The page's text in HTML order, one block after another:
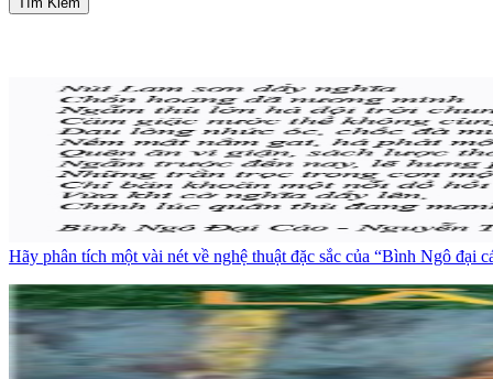
Hãy phân tích một vài nét về nghệ thuật đặc sắc của “Bình Ngô đại